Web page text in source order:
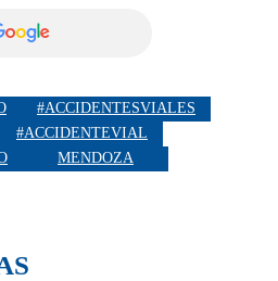
#ACCIDENTESVIALES
#ACCIDENTEVIAL
MENDOZA